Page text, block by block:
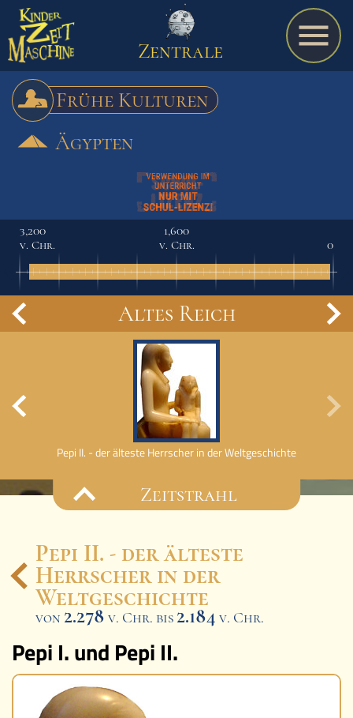
Spiel
Termine
Schulmaterialien
Zentrale
Frühe Kulturen
Ägypten
3,200
v. Chr.
1,600
v. Chr.
0
Altes Reich
Pepi II. - der älteste Herrscher in der Weltgeschichte
Zeitstrahl
Ereignisse
Lucys Wissensbox
Karte
Pepi II. - der älteste
Herrscher in der
Weltgeschichte
von 2.278 v. Chr. bis 2.184 v. Chr.
Pepi I. und Pepi II.